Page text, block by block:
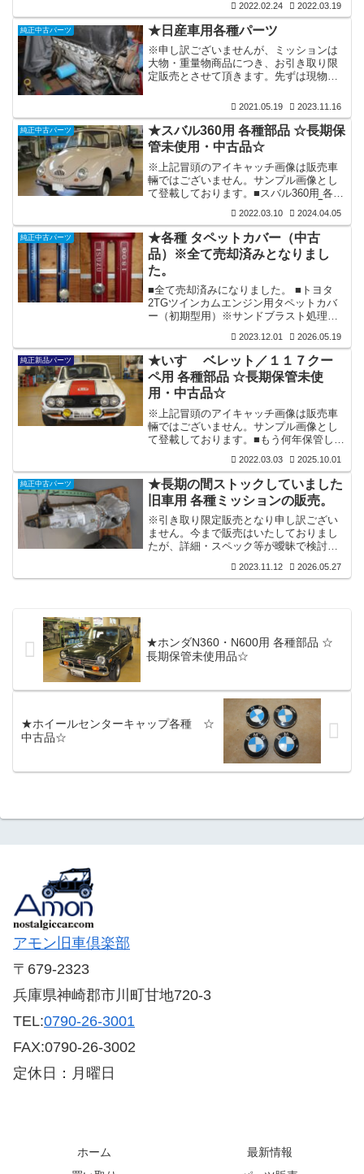
ざいますので、ご理解いただきご検討お
願い申しあげます。■各車種用ワイヤー関
連 ☆長期保管未使用品☆ 👇※部品品番
が解る物には品番を明記しておりますの
で、念の為にご確認いただきご検討いた
だければ幸いです。■各車種用デスビキャ
用オイルエレメント ☆長期保管未使用品
☆ 👇■各車種用ガスケット及びパッキ...
2022.02.24 2022.03.19
純正中古パーツ ★日産車用各種パーツ
※申し訳ございませんが、ミッションは
大物・重量物商品につき、お引き取り限
定販売とさせて頂きます。先ずは現物確
いです。 ■日産車用各種部品・パーツ関
連 👇
2021.05.19 2023.11.16
純正中古パーツ
★スバル360用 各種部品 ☆長期保
管未使用・中古品☆
※上記冒頭のアイキャッチ画像は販売車
輛ではございません。サンプル画像とし
て登載しております。■スバル360用 各種
2022.03.10 2024.04.05
純正中古パーツ
★各種 タペットカバー（中古
品）※全て売却済みとなりまし
た。
■全て売却済みになりました。 ■トヨタ
2TGツインカムエンジン用タペットカバ
ー（初期型用）※サンドブラスト処理後
インカムエンジン用タペットカバー（中
期型用）※サンドブラスト処理後塗装済
み ⇩ SOLD OUT■トヨタ 2TGツインカ
ムエンジン用タペットカバー（後期型
用）※サンドブラスト処理後塗装済み
⇩ SOLD OUT■トヨタ 18RGツインカ
ムエンジン用タペットカバー※サンドブ
ラスト処理後塗装済み ⇩ SOLD
OUT■...
2023.12.01 2026.05.19
純正新品パーツ
★いすゞ ベレット／１１７クー
ペ用 各種部品 ☆長期保管未使
用・中古品☆
※上記冒頭のアイキャッチ画像は販売車
輛ではございません。サンプル画像とし
て登載しております。■もう何年保管して
パーツ類が現在どれ位残っているのか整
理をいたしましたのが下記の画像内容と
なります。しかし長年の保管で記憶も曖
昧となり、品番の無いパーツ類は車種を
確約出来ない物もございます。他車パー
ツ類が混在していましたらお許しくださ
い。■いすゞ ベレット用 各種部品 ☆長期
クーペ 各種部品 ☆中古品☆ 👇
2022.03.03 2025.10.01
純正中古パーツ
★長期の間ストックしていました
旧車用 各種ミッションの販売。
※引き取り限定販売となり申し訳ござい
ません。今まで販売はいたしておりまし
たが、詳細・スペック等が曖昧で検討者
になっていなかつたミッションもござい
受けましたミッションです。ギアを入れ
手動で回しますと普通に動きますが当方
での状態の有無は未確認。 価格：SOLD
2023.11.12 2026.05.27
★ホンダN360・N600用 各種部品 ☆
長期保管未使用品☆
★ホイールセンターキャップ各種 ☆
中古品☆
アモン旧車倶楽部
〒679-2323
兵庫県神崎郡市川町甘地720-3
TEL:0790-26-3001
FAX:0790-26-3002
定休日：月曜日
ホーム
最新情報